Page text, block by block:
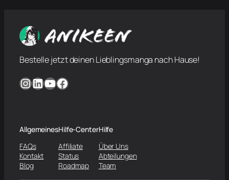
Bestelle jetzt deinen Lieblingsmanga nach Hause!
InstagramLinkedIn YouTube Facebook
Allgemeines
FAQs
Kontakt
Blog
Hilfe-Center
Affiliate
Status
Roadmap
Hilfe
Über Uns
Abteilungen
Team